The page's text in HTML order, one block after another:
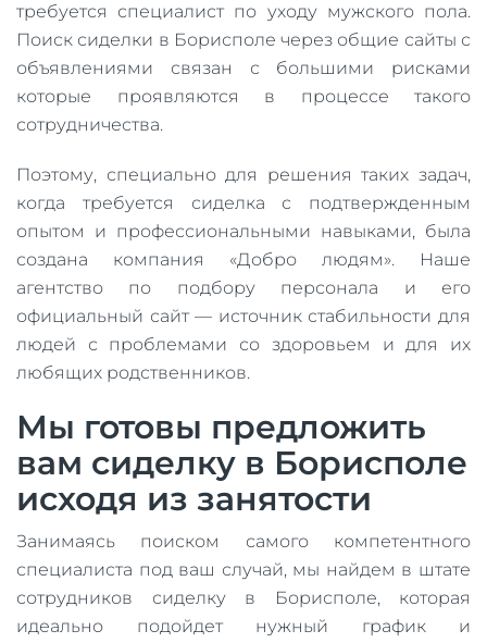
требуется специалист по уходу мужского пола.
Поиск сиделки в Борисполе через общие сайты с
объявлениями связан с большими рисками
которые проявляются в процессе такого
сотрудничества.
Поэтому, специально для решения таких задач,
когда требуется сиделка с подтвержденным
опытом и профессиональными навыками, была
создана компания «Добро людям». Наше
агентство по подбору персонала и его
официальный сайт — источник стабильности для
людей с проблемами со здоровьем и для их
любящих родственников.
Мы готовы предложить
вам сиделку в Борисполе
исходя из занятости
Занимаясь поиском самого компетентного
специалиста под ваш случай, мы найдем в штате
сотрудников сиделку в Борисполе, которая
идеально подойдет нужный график и